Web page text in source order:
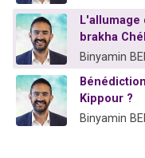
L'allumage
brakha
Binyamin
Kippour ?
Binyamin